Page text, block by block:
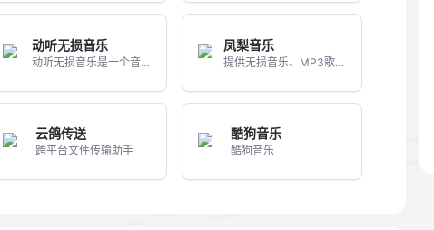
动听无损音乐
动听无损音乐是一个音乐资源...
凤梨音乐
提供无损音乐、MP3歌曲下载的夸克网盘音乐网站
云鸽传送
跨平台文件传输助手
酷狗音乐
酷狗音乐